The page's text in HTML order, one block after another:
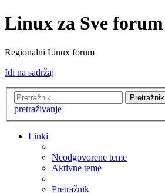
Linux za Sve forum
Regionalni Linux forum
Idi na sadržaj
Pretražnik
pretraživanje
Linki
Neodgovorene teme
Aktivne teme
Pretražnik